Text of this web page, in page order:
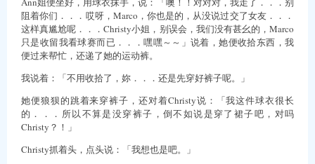
阻着你们．．．哎呀，Marco，你也是的，从没说过交了女友．．．
这样真尴尬呢．．．Christy小姐，别误会，我们没有甚幺的，Marco
只是收留我看球赛而已．．．嘿嘿～～」说着，她便收拾东西，我
便过来帮忙，还递了她的运动裤。
我说着：「不用收拾了，妳．．．还是先穿好裤子呢。」
她便狼狈的跳着来穿裤子，还对着Christy说：「我这件球衣很长
的．．．所以不算是没穿裤子，倒不如说是穿了裙子吧，对吗
Christy？！」
Christy抓着头，点头说：「我想也是吧。」